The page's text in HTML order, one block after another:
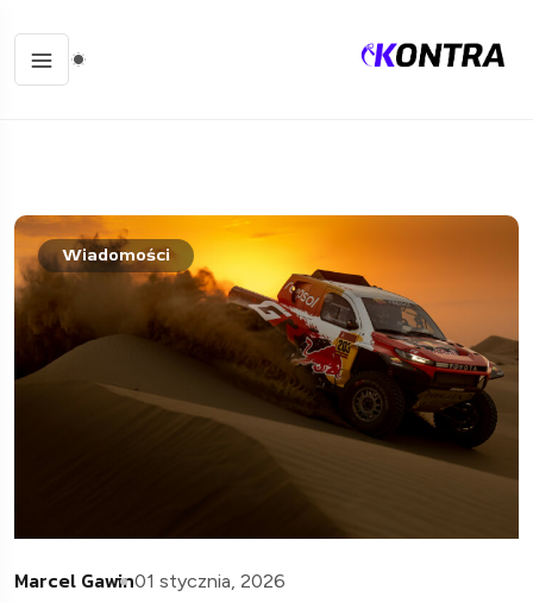
Wiadomości
Marcel Gawin01 stycznia, 2026